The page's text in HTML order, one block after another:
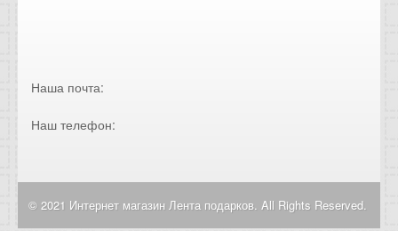
Наша почта:
Наш телефон:
© 2021 Интернет магазин Лента подарков. All Rights Reserved.